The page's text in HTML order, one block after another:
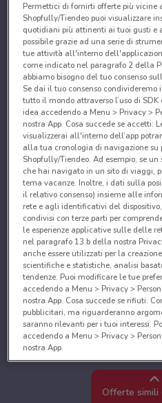
Offerte simili
Permettici di fornirti offerte più vicine
Shopfully/Tiendeo puoi visualizzare
quotidiani più attinenti ai tuoi gusti e
possibile grazie ad una serie di
tue attività all'interno
come indicato nel paragrafo 2 della
abbiamo bisogno del tuo consenso
Se dai il tuo consenso
tutto il mondo attraverso l’uso di
idea accedendo a Menu > Privacy >
nostra App. Cosa succede se accetti:
visualizzerai all'interno dell’app
alla tua cronologia di navigazione su
Shopfully/Tiendeo. Ad esempio, se
che hai navigato in un sito di viaggi,
tema vacanze. Inoltre, i dati sulla
il relativo consenso) insieme alle
rete e agli identificativi del dispositivo,
condivisi con terze parti per
le esperienze applicative sulle delle
nel paragrafo 13.b della nostra
anche essere utilizzati per la
scientifiche e statistiche, analisi
tendenze. Puoi modificare le tue
accedendo a Menu > Privacy >
nostra App. Cosa succede se rifiuti:
pubblicitari, ma riguarderanno
saranno rilevanti per i tuoi interessi.
accedendo a Menu > Privacy >
nostra App.
Noi e i nostri partner
Utilizzare dati di geolocalizzazione
caratteristiche del dispositivo ai fini